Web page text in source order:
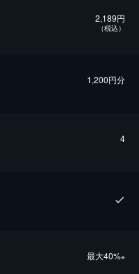
2,189円
（税込）
1,200円分
4
最⼤40%※